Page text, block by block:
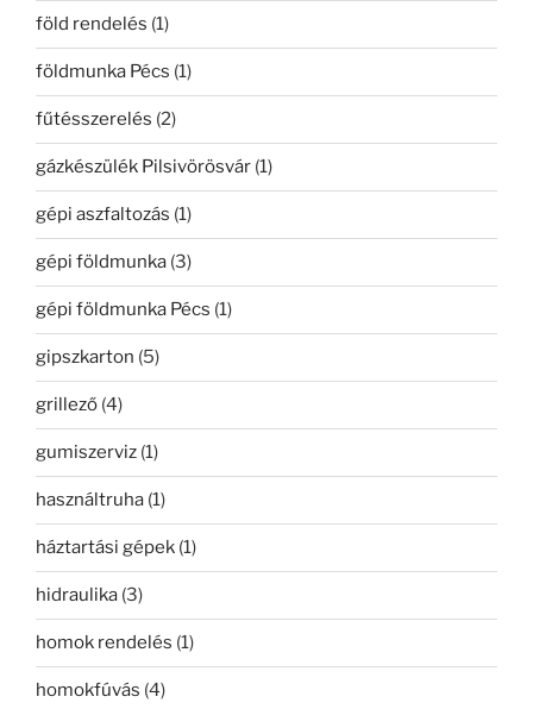
föld rendelés (1)
földmunka Pécs (1)
fűtésszerelés (2)
gázkészülék Pilsivörösvár (1)
gépi aszfaltozás (1)
gépi földmunka (3)
gépi földmunka Pécs (1)
gipszkarton (5)
grillező (4)
gumiszerviz (1)
használtruha (1)
háztartási gépek (1)
hidraulika (3)
homok rendelés (1)
homokfúvás (4)